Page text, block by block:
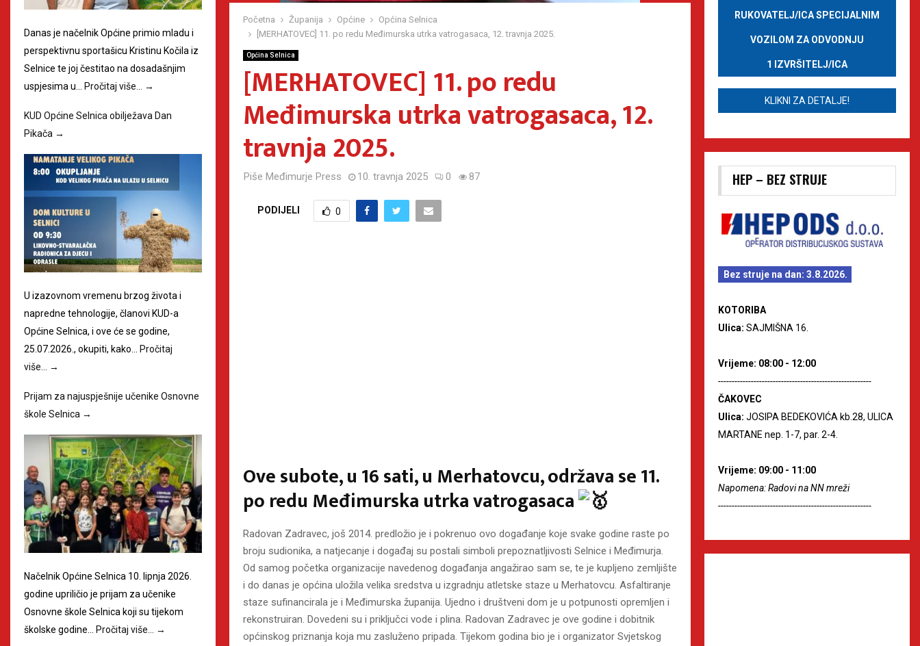
Početna Županija Općine
Općina Selnica
[MERHATOVEC] 11. po redu Međimurska utrka vatrogasaca, 12. travnja 2025.
Općina Selnica
[MERHATOVEC] 11. po redu
Međimurska utrka vatrogasaca, 12.
travnja 2025.
Piše Međimurje Press 10. travnja 2025 0 87
PODIJELI 0
Ove subote, u 16 sati, u Merhatovcu, održava se 11.
po redu Međimurska utrka vatrogasaca
Radovan Zadravec, još 2014. predložio je i pokrenuo ovo događanje koje svake godine raste po
broju sudionika, a natjecanje i događaj su postali simboli prepoznatljivosti Selnice i Međimurja.
Od samog početka organizacije navedenog događanja angažirao sam se, te je kupljeno zemljište
i do danas je općina uložila velika sredstva u izgradnju atletske staze u Merhatovcu. Asfaltiranje
staze sufinancirala je i Međimurska županija. Ujedno i društveni dom je u potpunosti opremljen i
rekonstruiran. Dovedeni su i priključci vode i plina. Radovan Zadravec je ove godine i dobitnik
općinskog priznanja koja mu zasluženo pripada. Tijekom godina bio je i organizator Svjetskog
Danas je načelnik Općine primio mladu i
perspektivnu sportašicu Kristinu Kočila iz
Selnice te joj čestitao na dosadašnjim
uspjesima u…
Pročitaj više… →
KUD Općine Selnica obilježava Dan
Pikača →
U izazovnom vremenu brzog života i
napredne tehnologije, članovi KUD-a
Općine Selnica, i ove će se godine,
25.07.2026., okupiti, kako…
Pročitaj
više…
→
Prijam za najuspješnije učenike Osnovne
škole Selnica →
Načelnik Općine Selnica 10. lipnja 2026.
godine upriličio je prijam za učenike
Osnovne škole Selnica koji su tijekom
školske godine…
Pročitaj više… →
RUKOVATELJ/ICA SPECIJALNIM
VOZILOM ZA ODVODNJU
1 IZVRŠITELJ/ICA
KLIKNI ZA DETALJE!
HEP – BEZ STRUJE
Bez struje na dan: 3.8.2026.
KOTORIBA
Ulica: SAJMIŠNA 16.
Vrijeme: 08:00 - 12:00
--------------------------------------------------------
ČAKOVEC
Ulica: JOSIPA BEDEKOVIĆA kb.28, ULICA
MARTANE nep. 1-7, par. 2-4.
Vrijeme: 09:00 - 11:00
Napomena: Radovi na NN mreži
--------------------------------------------------------